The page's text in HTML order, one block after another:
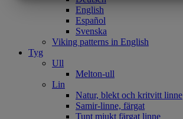
English
Español
Svenska
Viking patterns in English
Tyg
Ull
Melton-ull
Lin
Natur, blekt och kritvitt linne
Samir-linne, färgat
Tunt mjukt färgat linne
MARKETING